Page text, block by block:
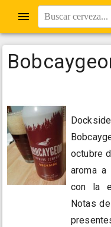
Buscar cerveza...
octubre
aroma a
con la
Notas